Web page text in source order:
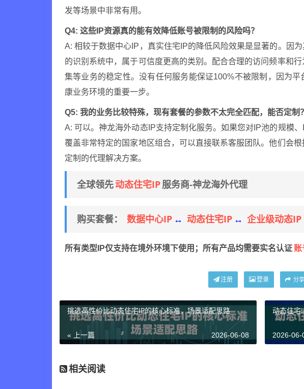
发等场景中非常有用。
Q4: 这些IP资源真的能有效降低账号被限制的风险吗？
A: 相较于数据中心IP，真实住宅IP的降低风险效果是显著的。因
的识别系统中，属于可信度更高的类别。配合合理的访问频率和
集等业务的稳定性。没有任何服务能保证100%不被限制，因为
康业务环境的重要一步。
Q5: 我的业务比较特殊，现有套餐的参数不太完全匹配，能否定制？
A: 可以。神龙海外动态IP支持定制化服务。如果您对IP池的规模
覆盖非常特定的国家地区组合，可以直接联系客服团队。他们会
定制的代理解决方案。
全球领先 动态住宅IP 服务商-神龙海外代理
购买套餐： 数据中心IP ↔ 动态住宅IP ↔ 企业级动态IP
所有类型IP仅支持在境外环境下使用；所有产品均需要实名认证
注册 登录 分享
挑选高性价比动态住宅IP的核心标准，场景适配思路
« 上一篇 2026-06-08
动态住宅
2026-06-
相关阅读